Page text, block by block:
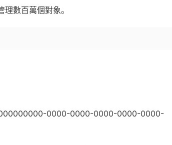
數百萬個對象。
0000-0000-0000-0000-0000-